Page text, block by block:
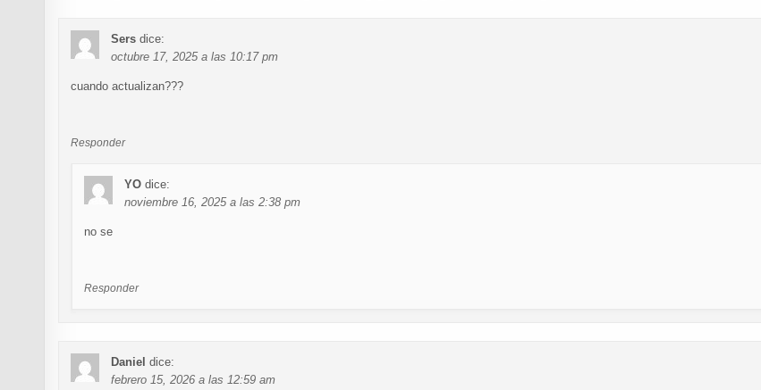
Sers dice:
octubre 17, 2025 a las 10:17 pm
cuando actualizan???
Responder
YO dice:
noviembre 16, 2025 a las 2:38 pm
no se
Responder
Daniel dice:
febrero 15, 2026 a las 12:59 am